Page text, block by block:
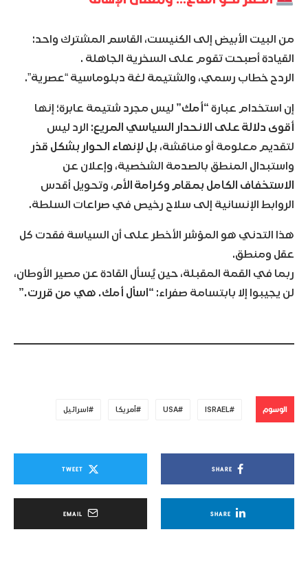
من البيت الأبيض إلى الكنيست، القاسم المشترك واحد:
القيادة أصبحت تقوم على السخرية الجاهلة .
الردح خطاب رسمي، والشتيمة لغة دبلوماسية “عصرية”.
إن استخدام عبارة “أمك” ليس مجرد شتيمة عابرة؛ إنها
أقوى دلالة على الانحدار السياسي المريع: الرد ليس
لتقديم معلومة أو مناقشة، بل لإنهاء الحوار بشكل قذر
واستبدال المنطق بالصدمة الشخصية، وإعلان عن
الاستخفاف الكامل بمقام وكرامة الأم، وتحويل أقدس
الروابط الإنسانية إلى سلاح رخيص في صراعات السلطة.
هذا التدني هو المؤشر الأخطر على أن السياسة فقدت كل
عقل ومنطق.
ربما في القمة المقبلة، حين يُسأل القادة عن مصير الأوطان،
لن يجيبوا إلا بابتسامة صفراء: “اسأل أمك. هي من قررت.”
الوسوم ISRAEL
USA أمريكا اسرائيل
SHARE
TWEET
SHARE
EMAIL